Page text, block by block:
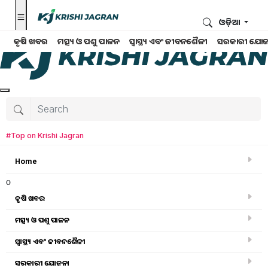
କୃଷି ଖବର ମତ୍ସ୍ୟ ଓ ପଶୁ ପାଳନ ସ୍ୱାସ୍ଥ୍ୟ ଏବଂ ଜୀବନଶୈଳୀ ସରକାରୀ
ଓଡ଼ିଆ
#Top on Krishi Jagran
Home
o
କୃଷି ଖବର
ମତ୍ସ୍ୟ ଓ ପଶୁ ପାଳନ
ସ୍ୱାସ୍ଥ୍ୟ ଏବଂ ଜୀବନଶୈଳୀ
ସରକାରୀ ଯୋଜନା
କୃଷି ଖବର